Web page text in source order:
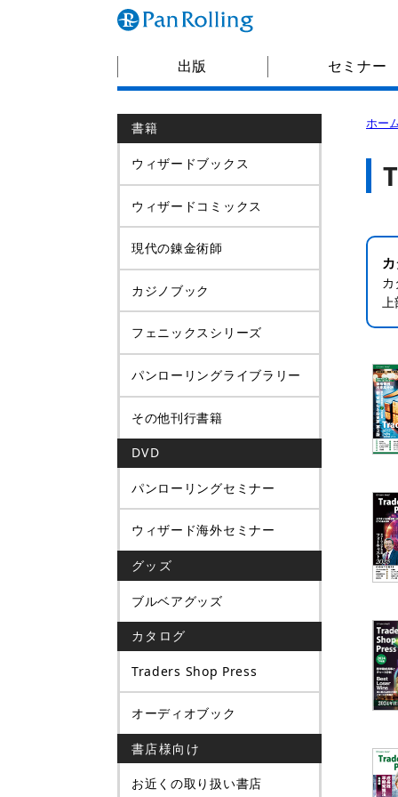
出版 セミナー
ホー
上
書籍
ウィザードブックス
ウィザードコミックス
現代の錬金術師
カジノブック
フェニックスシリーズ
パンローリングライブラリー
その他刊行書籍
DVD
パンローリングセミナー
ウィザード海外セミナー
グッズ
ブルベアグッズ
カタログ
Traders Shop Press
オーディオブック
書店様向け
お近くの取り扱い書店